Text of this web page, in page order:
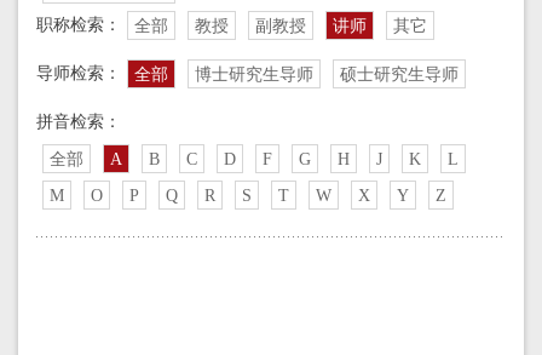
职称检索：
全部 教授 副教授 讲师 其它
导师检索： 全部 博士研究生导师 硕士研究生导师
拼音检索：
全部 A B C D F G H J K
L
M
O P Q R S T W X Y Z